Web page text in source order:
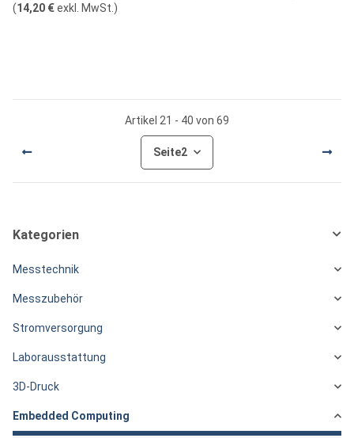
(14,20 €exkl. MwSt. )
Artikel 21 - 40 von 69
Seite2
Kategorien
Messtechnik
Messzubehör
Stromversorgung
Laborausstattung
3D-Druck
Embedded Computing